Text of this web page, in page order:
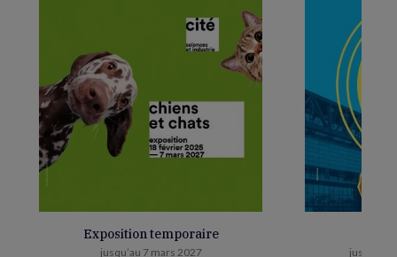
Exposition temporaire
jusqu’au 7 mars 2027 jusqu’au